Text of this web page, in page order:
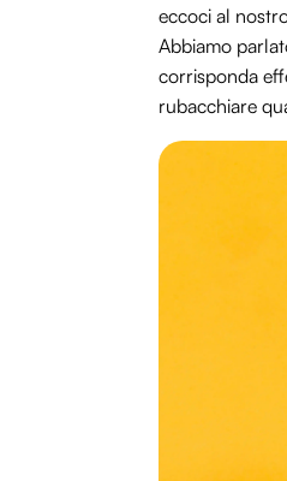
eccoci al
Abbiamo
corrisponda
rubacchiare